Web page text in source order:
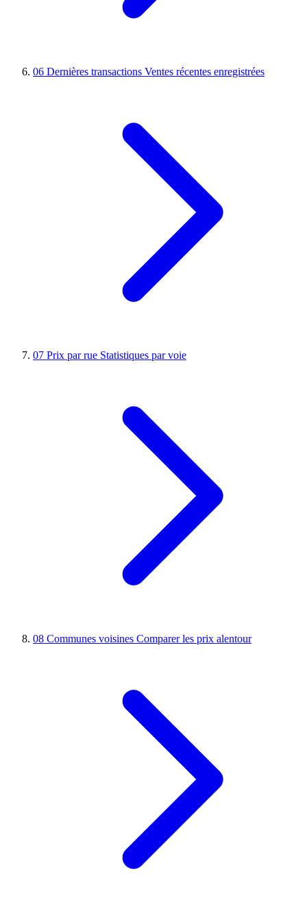
06 Dernières transactions Ventes récentes enregistrées
07 Prix par rue Statistiques par voie
08 Communes voisines Comparer les prix alentour